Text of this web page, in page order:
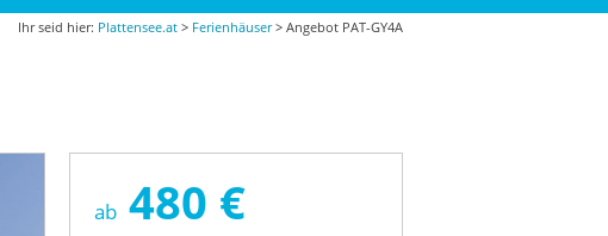
Ihr seid hier: Plattensee.at > Ferienhäuser> Angebot PAT-GY4A
ab 480 €